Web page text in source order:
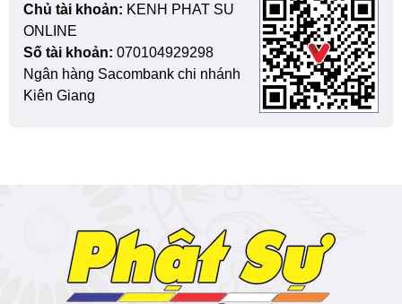
Chủ tài khoản: KENH PHAT SU
ONLINE
Số tài khoản: 070104929298
Ngân hàng Sacombank chi nhánh
Kiên Giang